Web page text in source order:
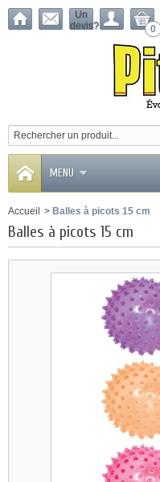
Un
devis?
0
MENU
Accueil > Balles à picots 15 cm
Balles à picots 15 cm